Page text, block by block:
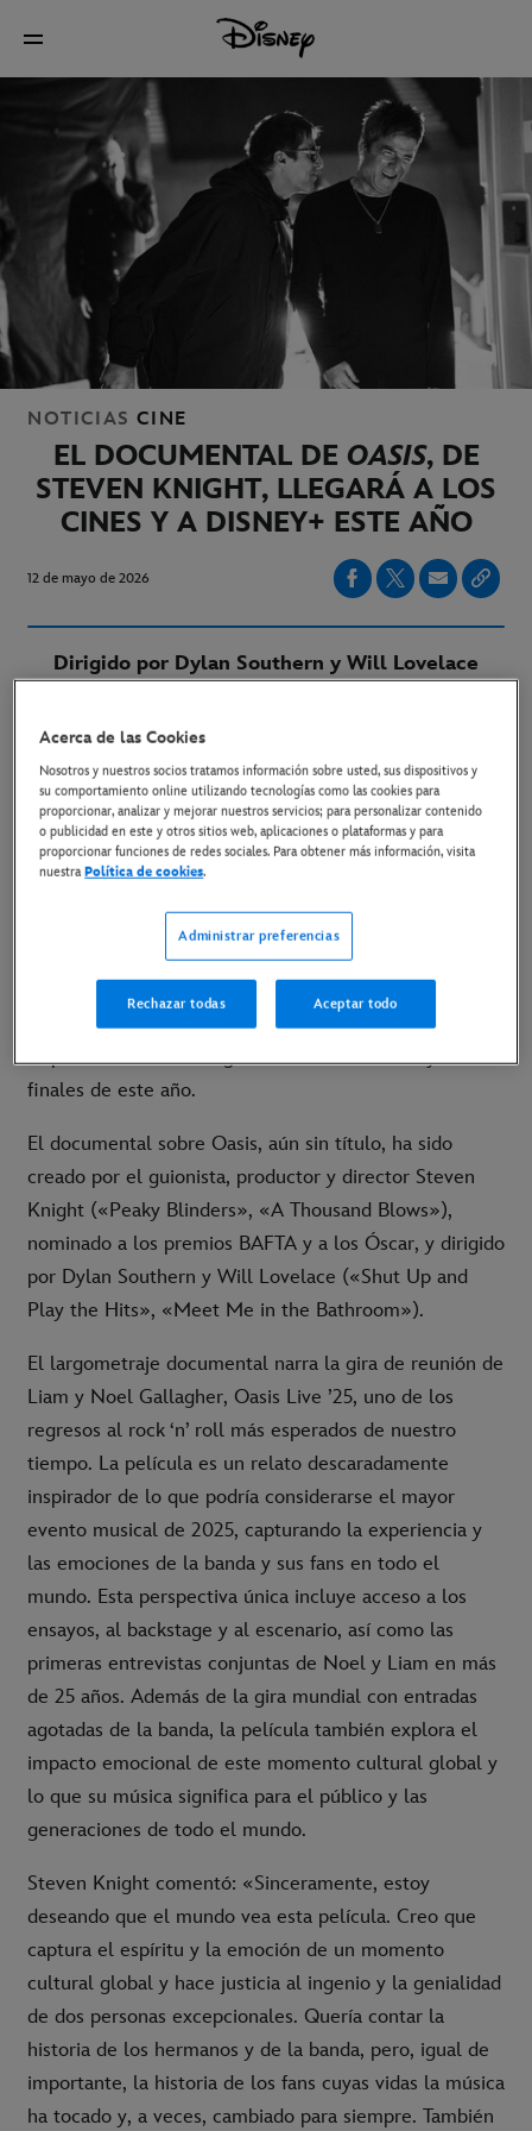
NOTICIAS CINE
EL DOCUMENTAL DE OASIS, DE
STEVEN KNIGHT, LLEGARÁ A LOS
CINES Y A DISNEY+ ESTE AÑO
12 de mayo de 2026
Dirigido por Dylan Southern y Will Lovelace
cines de todo el mundo el 11 de septiembre
Disponible en Disney+ a finales de este año
Madrid, 12 de mayo de 2026– Disney, Magna
un documental sobre la banda británica Oasis.
Presentada por Disney+, la película se estrenará en
limitado a partir del 11 de septiembre, antes de estar
disponible en streaming en exclusiva en Disney+ a
finales de este año.
El documental sobre Oasis, aún sin título, ha sido
creado por el guionista, productor y director Steven
Knight («Peaky Blinders», «A Thousand Blows»),
nominado a los premios BAFTA y a los Óscar, y dirigido
por Dylan Southern y Will Lovelace («Shut Up and
Play the Hits», «Meet Me in the Bathroom»).
El largometraje documental narra la gira de reunión de
Liam y Noel Gallagher, Oasis Live ’25, uno de los
regresos al rock ‘n’ roll más esperados de nuestro
tiempo. La película es un relato descaradamente
inspirador de lo que podría considerarse el mayor
evento musical de 2025, capturando la experiencia y
las emociones de la banda y sus fans en todo el
mundo. Esta perspectiva única incluye acceso a los
ensayos, al backstage y al escenario, así como las
primeras entrevistas conjuntas de Noel y Liam en más
de 25 años. Además de la gira mundial con entradas
agotadas de la banda, la película también explora el
impacto emocional de este momento cultural global y
lo que su música significa para el público y las
generaciones de todo el mundo.
Steven Knight comentó: «Sinceramente, estoy
deseando que el mundo vea esta película. Creo que
captura el espíritu y la emoción de un momento
cultural global y hace justicia al ingenio y la genialidad
de dos personas excepcionales. Quería contar la
historia de los hermanos y de la banda, pero, igual de
importante, la historia de los fans cuyas vidas la música
ha tocado y, a veces, cambiado para siempre. También
Acerca de las Cookies
Nosotros y nuestros socios tratamos información sobre usted, sus dispositivos y
su comportamiento online utilizando tecnologías como las cookies para
proporcionar, analizar y mejorar nuestros servicios; para personalizar contenido
o publicidad en este y otros sitios web, aplicaciones o plataformas y para
proporcionar funciones de redes sociales. Para obtener más información, visita
nuestra Política de cookies.
Administrar preferencias
Rechazar todas Aceptar todo